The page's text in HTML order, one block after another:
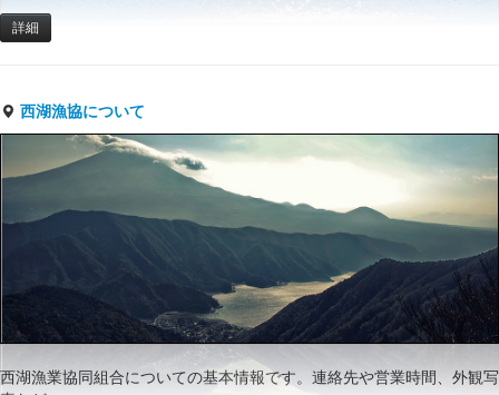
詳細
西湖漁協について
西湖漁業協同組合についての基本情報です。連絡先や営業時間、外観写